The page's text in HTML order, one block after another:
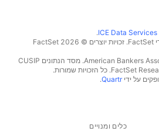
ICE Data Services
.
בחר נתוני ייחוס המסופקים על ידי FactSet. זכויות יוצרים © 2026 ‏FactSet
זכויות יוצרים © 2026, ‏American Bankers Association. מסד הנתונים CUSIP
Quartr
.
כלים ומנויים